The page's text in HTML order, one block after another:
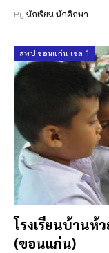
By นักเรียน นักศึกษา
สพป.ขอนแก่น เขต 1
โรงเรียนบ้านห้
(ขอนแก่น)